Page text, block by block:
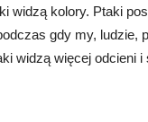
widzą kolory. Ptaki
gdy my, ludzie,
widzą więcej odcieni i